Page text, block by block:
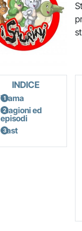
INDICE
Trama
Stagioni ed
episodi
Cast